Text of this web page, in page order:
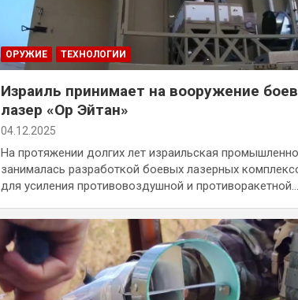
ОРУЖИЕ ТЕХНОЛОГИИ
Израиль принимает на вооружение
лазер «Ор Эйтан»
04.12.2025
На протяжении долгих лет израильская
занималась разработкой боевых лазерных
для усиления противовоздушной и противоракетной…